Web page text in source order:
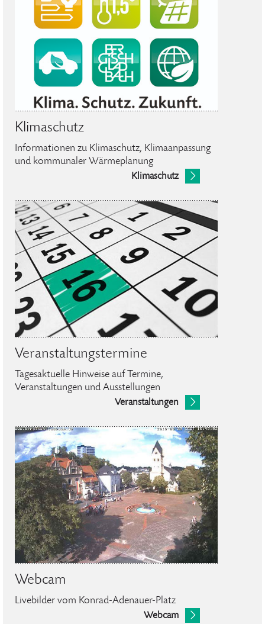
Klimaschutz
Informationen zu Klimaschutz, Klimaanpassung
und kommunaler Wärmeplanung
Klimaschutz
Veranstaltungstermine
Tagesaktuelle Hinweise auf Termine,
Veranstaltungen und Ausstellungen
Veranstaltungen
Webcam
Livebilder vom Konrad-Adenauer-Platz
Webcam